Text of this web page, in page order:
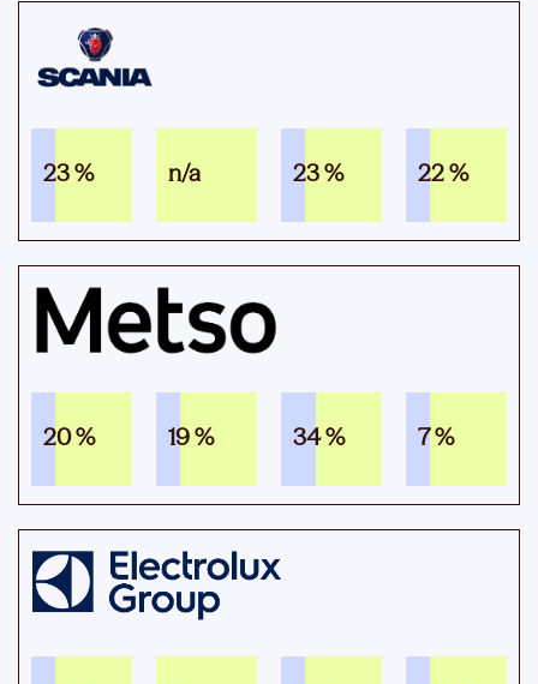
23 % n/a 23 % 22 %
20 % 19 % 34 % 7 %